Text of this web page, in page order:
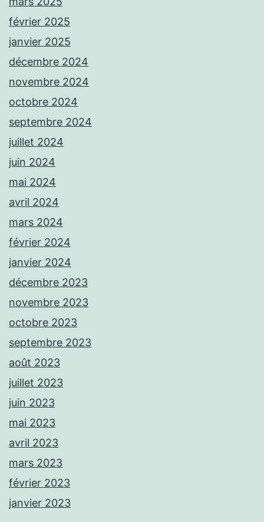
février 2025
janvier 2025
décembre 2024
novembre 2024
octobre 2024
septembre 2024
juillet 2024
juin 2024
mai 2024
avril 2024
mars 2024
février 2024
janvier 2024
décembre 2023
novembre 2023
octobre 2023
septembre 2023
août 2023
juillet 2023
juin 2023
mai 2023
avril 2023
mars 2023
février 2023
janvier 2023